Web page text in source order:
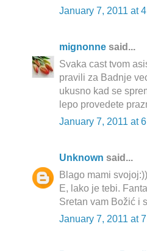
January 7, 2011 at
mignonne said...
Svaka cast tvom
pravili za Badnje
ukusno kad se
lepo provedete
January 7, 2011 at
Unknown said...
Blago mami svojoj:))
E, lako je tebi.
Sretan vam Božić i
January 7, 2011 at